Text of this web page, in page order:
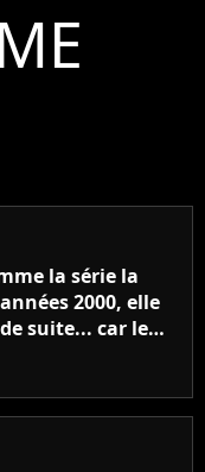
la série la
2000, elle
suite... car le